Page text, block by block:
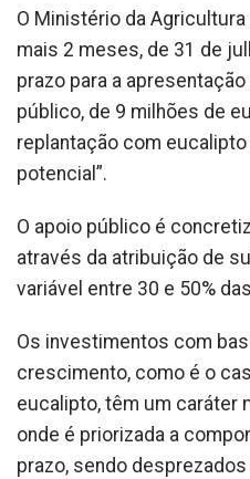
O Ministério da
mais 2 meses, de 31 de
prazo para a
público, de 9 milhões de
replantação com
potencial”.
O apoio público é
através da atribuição de
variável entre 30 e 50%
Os investimentos com
crescimento, como é o
eucalipto, têm um caráter
onde é priorizada a
prazo, sendo